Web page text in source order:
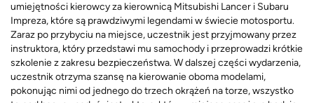
umiejętności kierowcy za kierownicą Mitsubishi Lancer i Subaru
Impreza, które są prawdziwymi legendami w świecie motosportu.
Zaraz po przybyciu na miejsce, uczestnik jest przyjmowany przez
instruktora, który przedstawi mu samochody i przeprowadzi krótkie
szkolenie z zakresu bezpieczeństwa. W dalszej części wydarzenia,
uczestnik otrzyma szansę na kierowanie oboma modelami,
pokonując nimi od jednego do trzech okrążeń na torze, wszystko